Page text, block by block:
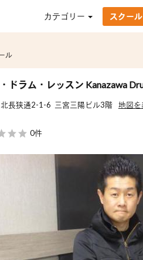
カテゴリー スクー
ル
ドラム・レッスン Kanazawa
長狭通2-1-6 三宮三陽ビル3階
地図を
0件